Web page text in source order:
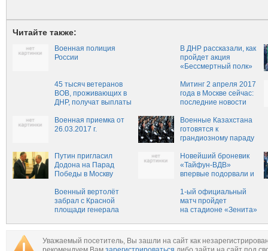
Читайте также:
Военная полиция
России
В ДНР рассказали, как
пройдет акция
«Бессмертный полк»
45 тысяч ветеранов
ВОВ, проживающих в
ДНР, получат выплаты
Митинг 2 апреля 2017
года в Москве сейчас:
последние новости
происходит
Военная приемка от
26.03.2017 г.
Военные Казахстана
готовятся к
грандиозному параду
Путин пригласил
Додона на Парад
Победы в Москву
Новейший броневик
«Тайфун-ВДВ»
впервые подорвали и
камерой (ВИДЕО)
Военный вертолёт
забрал с Красной
площади генерала
1-ый официальный
матч пройдет
на стадионе «Зенита»
Уважаемый посетитель, Вы зашли на сайт как